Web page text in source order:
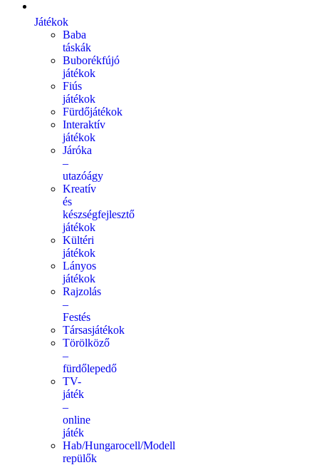
Játékok
Baba
táskák
Buborékfújó
játékok
Fiús
játékok
Fürdőjátékok
Interaktív
játékok
Járóka
–
utazóágy
Kreatív
és
készségfejlesztő
játékok
Kültéri
játékok
Lányos
játékok
Rajzolás
–
Festés
Társasjátékok
Törölköző
–
fürdőlepedő
TV-
játék
–
online
játék
Hab/Hungarocell/Modell
repülők